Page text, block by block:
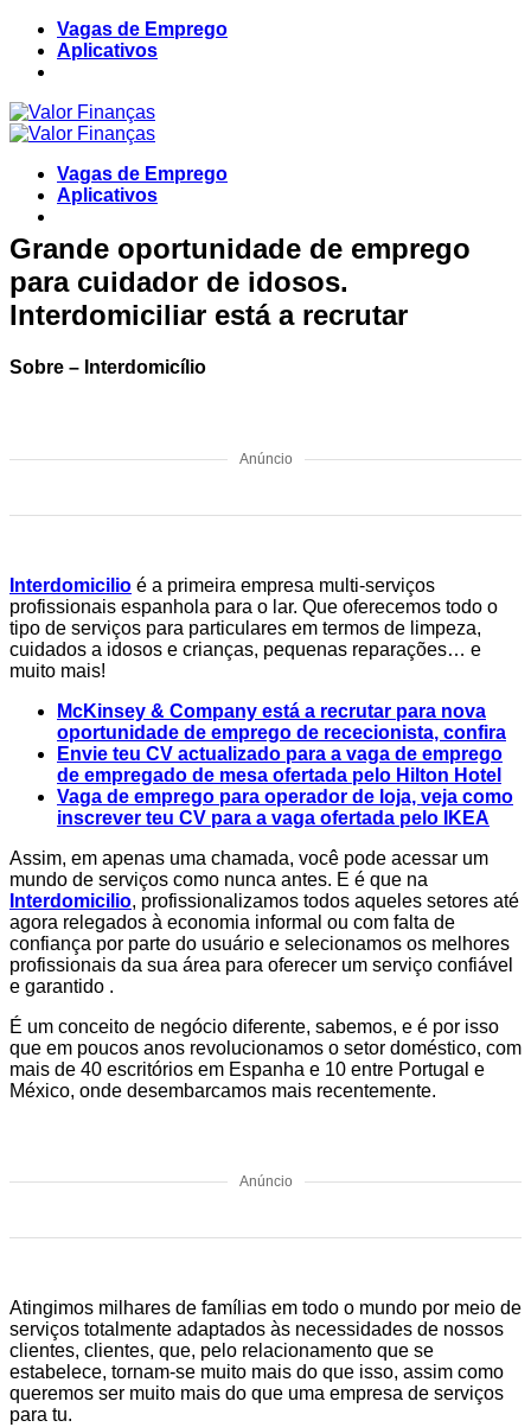
Skip
content
Vagas de Emprego
Aplicativos
Vagas de Emprego
Aplicativos
Grande oportunidade de emprego
para cuidador de idosos.
Interdomiciliar está a recrutar
Sobre – Interdomicílio
Anúncio
Interdomicilio é a primeira empresa multi-serviços
profissionais espanhola para o lar. Que oferecemos todo o
tipo de serviços para particulares em termos de limpeza,
cuidados a idosos e crianças, pequenas reparações… e
muito mais!
McKinsey & Company está a recrutar para nova
oportunidade de emprego de rececionista, confira
Envie teu CV actualizado para a vaga de emprego
de empregado de mesa ofertada pelo Hilton Hotel
Vaga de emprego para operador de loja, veja como
inscrever teu CV para a vaga ofertada pelo IKEA
Assim, em apenas uma chamada, você pode acessar um
mundo de serviços como nunca antes. E é que na
Interdomicilio, profissionalizamos todos aqueles setores até
agora relegados à economia informal ou com falta de
confiança por parte do usuário e selecionamos os melhores
profissionais da sua área para oferecer um serviço confiável
e garantido .
É um conceito de negócio diferente, sabemos, e é por isso
que em poucos anos revolucionamos o setor doméstico, com
mais de 40 escritórios em Espanha e 10 entre Portugal e
México, onde desembarcamos mais recentemente.
Anúncio
Atingimos milhares de famílias em todo o mundo por meio de
serviços totalmente adaptados às necessidades de nossos
clientes, clientes, que, pelo relacionamento que se
estabelece, tornam-se muito mais do que isso, assim como
queremos ser muito mais do que uma empresa de serviços
para tu.